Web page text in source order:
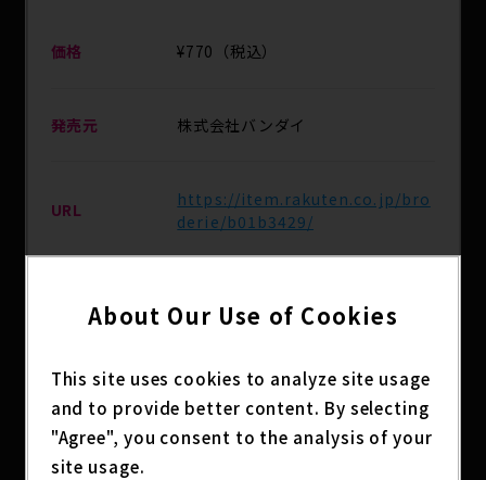
価格 ¥770（税込）
発売元 株式会社バンダイ
URL
https://item.rakuten.co.jp/bro
derie/b01b3429/
主な取扱店 楽天市場ブロドリー他
分類 アニメグッズ
About Our Use of Cookies
This site uses cookies to analyze site usage
and to provide better content. By selecting
"Agree", you consent to the analysis of your
site usage.